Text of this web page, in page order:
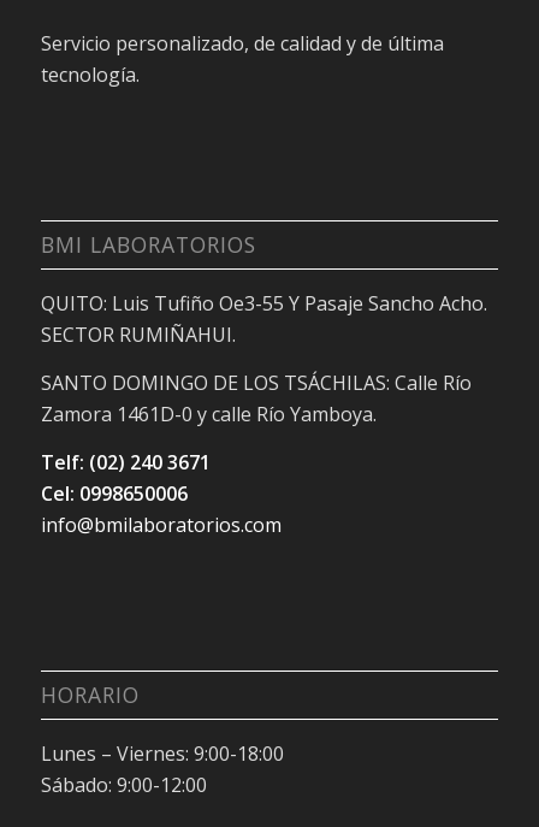
Servicio personalizado, de calidad y de última
tecnología.
BMI LABORATORIOS
QUITO: Luis Tufiño Oe3-55 Y Pasaje Sancho Acho.
SECTOR RUMIÑAHUI.
SANTO DOMINGO DE LOS TSÁCHILAS: Calle Río
Zamora 1461D-0 y calle Río Yamboya.
Telf: (02) 240 3671
Cel: 0998650006
info@bmilaboratorios.com
HORARIO
Lunes – Viernes: 9:00-18:00
Sábado: 9:00-12:00